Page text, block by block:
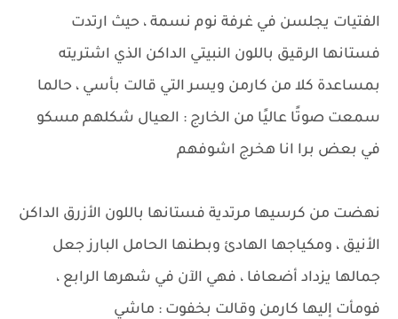
الفتيات يجلسن في غرفة نوم نسمة ، حيث ارتدت
فستانها الرقيق باللون النبيتي الداكن الذي اشتريته
بمساعدة كلا من كارمن ويسر التي قالت بأسي ، حالما
سمعت صوتًا عاليًا من الخارج : العيال شكلهم مسكو
في بعض برا انا هخرج اشوفهم
نهضت من كرسيها مرتدية فستانها باللون الأزرق الداكن
الأنيق ، ومكياجها الهادئ وبطنها الحامل البارز جعل
جمالها يزداد أضعافا ، فهي الآن في شهرها الرابع ،
فومأت إليها كارمن وقالت بخفوت : ماشي